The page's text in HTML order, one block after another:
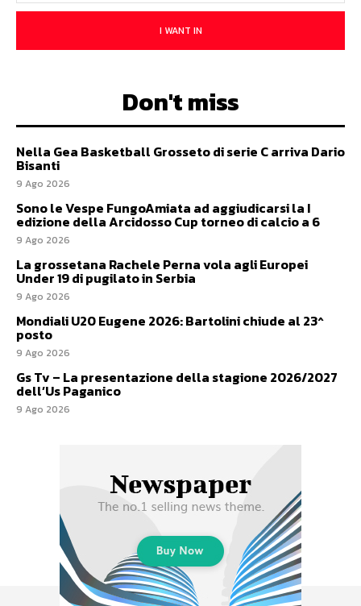
I WANT IN
Don't miss
Nella Gea Basketball Grosseto di serie C arriva Dario
Bisanti
9 Ago 2026
Sono le Vespe FungoAmiata ad aggiudicarsi la I
edizione della Arcidosso Cup torneo di calcio a 6
9 Ago 2026
La grossetana Rachele Perna vola agli Europei
Under 19 di pugilato in Serbia
9 Ago 2026
Mondiali U20 Eugene 2026: Bartolini chiude al 23^
posto
9 Ago 2026
Gs Tv – La presentazione della stagione 2026/2027
dell’Us Paganico
9 Ago 2026